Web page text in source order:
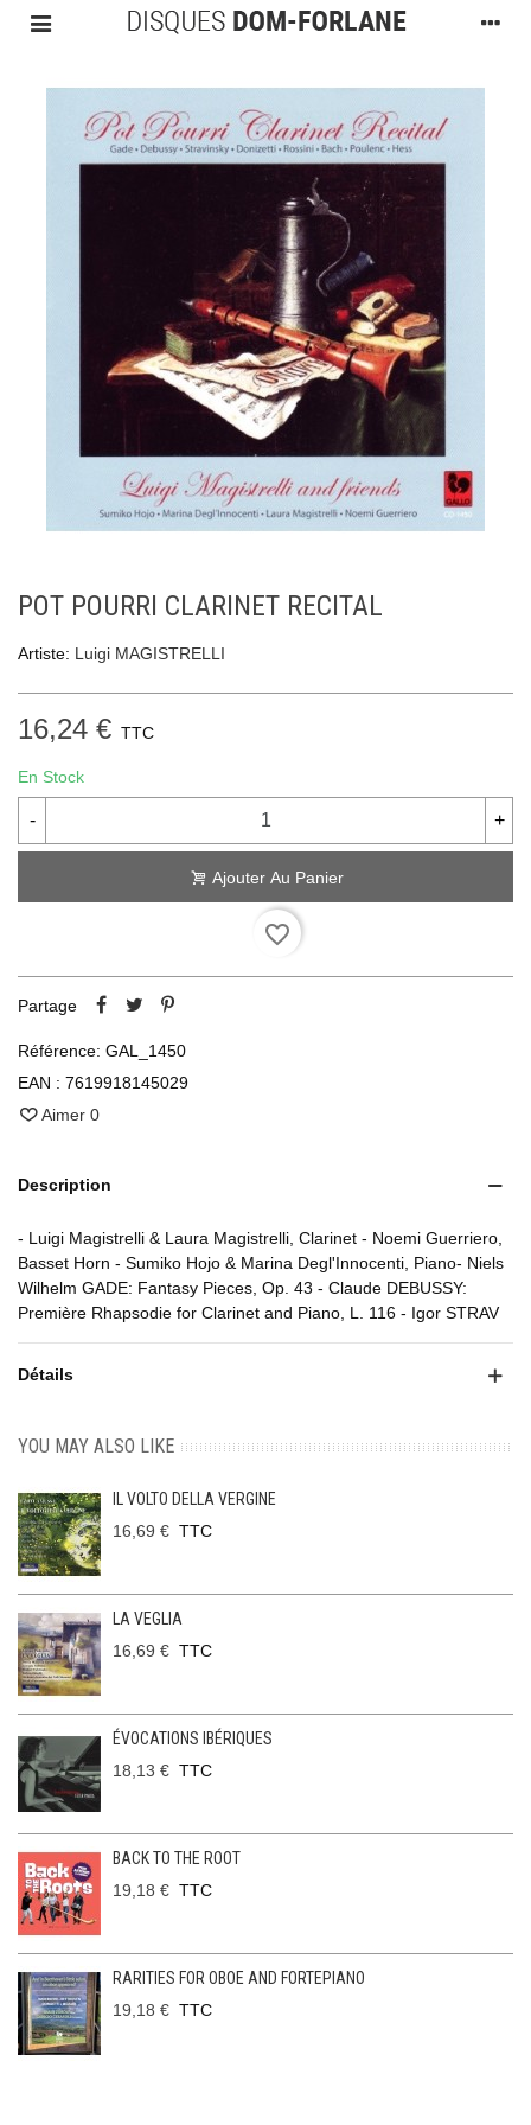
POT POURRI CLARINET RECITAL
Artiste: Luigi MAGISTRELLI
16,24 € TTC
En Stock
- +
Ajouter Au Panier
favorite_border
Partage
Référence: GAL_1450
EAN : 7619918145029
Aimer 0
Description
- Luigi Magistrelli & Laura Magistrelli, Clarinet - Noemi Guerriero,
Basset Horn - Sumiko Hojo & Marina Degl'Innocenti, Piano- Niels
Wilhelm GADE: Fantasy Pieces, Op. 43 - Claude DEBUSSY:
Première Rhapsodie for Clarinet and Piano, L. 116 - Igor STRAV
Détails
YOU MAY ALSO LIKE
IL VOLTO DELLA VERGINE
16,69 € TTC
LA VEGLIA
16,69 € TTC
ÉVOCATIONS IBÉRIQUES
18,13 € TTC
BACK TO THE ROOT
19,18 € TTC
RARITIES FOR OBOE AND FORTEPIANO
19,18 € TTC